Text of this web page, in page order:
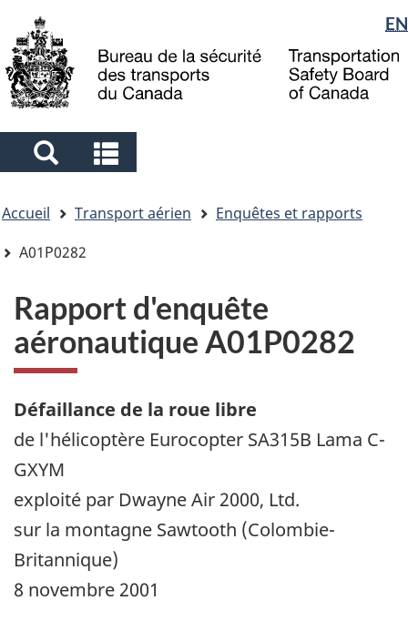
to
main
to
"About
government"
à
la
Sélection
de
la
langue
EN
Search
and
menus
and
menus
êtes
ici
Accueil Transport aérien
Enquêtes et rapports
A01P0282
Rapport d'enquête
aéronautique A01P0282
Défaillance de la roue libre
de l'hélicoptère Eurocopter SA315B Lama C-
GXYM
exploité par Dwayne Air 2000, Ltd.
sur la montagne Sawtooth (Colombie-
Britannique)
8 novembre 2001